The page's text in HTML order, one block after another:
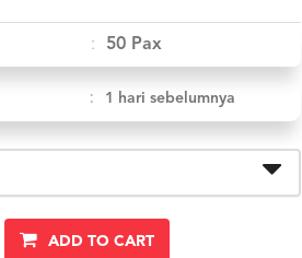
: 50 Pax
: 1 hari sebelumnya
ADD TO CART